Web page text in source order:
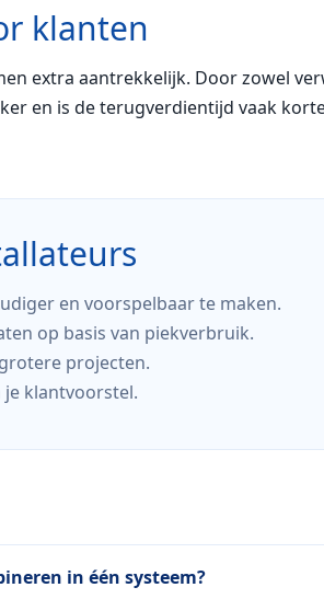
klanten
extra aantrekkelijk. Door zowel
en is de terugverdientijd vaak
en voorspelbaar te maken.
op basis van piekverbruik.
projecten.
klantvoorstel.
in één systeem?